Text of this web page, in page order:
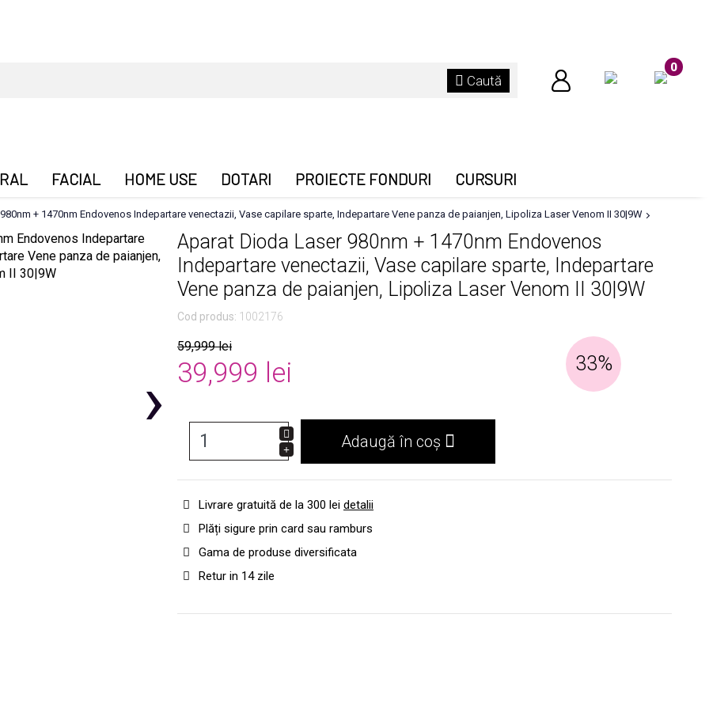
Caută
0
FACIAL HOME USE DOTARI PROIECTE FONDURI CURSURI
+ 1470nm Endovenos Indepartare venectazii, Vase capilare sparte, Indepartare Vene panza de paianjen, Lipoliza Laser Venom II 30|9W
›
Aparat Dioda Laser 980nm + 1470nm Endovenos
Indepartare venectazii, Vase capilare sparte, Indepartare
Vene panza de paianjen, Lipoliza Laser Venom II 30|9W
Cod produs: 1002176
59,999 lei
39,999 lei 33%
Adaugă în coș
Livrare gratuită de la 300 lei detalii
Plăți sigure prin card sau ramburs
Gama de produse diversificata
Retur in 14 zile